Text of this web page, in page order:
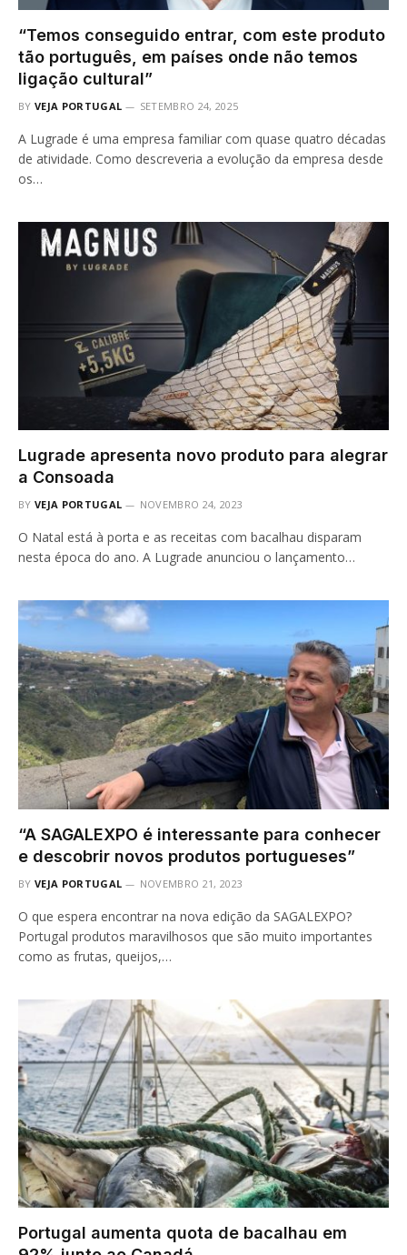
“Temos conseguido entrar, com este produto
tão português, em países onde não temos
ligação cultural”
BY VEJA PORTUGAL SETEMBRO 24, 2025
A Lugrade é uma empresa familiar com quase quatro décadas
de atividade. Como descreveria a evolução da empresa desde
os…
Lugrade apresenta novo produto para alegrar
a Consoada
BY VEJA PORTUGAL NOVEMBRO 24, 2023
O Natal está à porta e as receitas com bacalhau disparam
nesta época do ano. A Lugrade anunciou o lançamento…
“A SAGALEXPO é interessante para conhecer
e descobrir novos produtos portugueses”
BY VEJA PORTUGAL NOVEMBRO 21, 2023
O que espera encontrar na nova edição da SAGALEXPO?
Portugal produtos maravilhosos que são muito importantes
como as frutas, queijos,…
Portugal aumenta quota de bacalhau em